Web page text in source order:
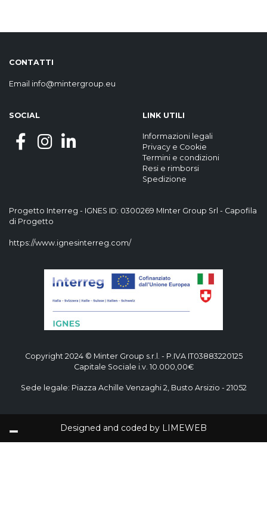
CONTATTI
Email info@mintergroup.eu
Progetto Interreg - IGNES ID: 0300269 MInter Group Srl - Capofila
di Progetto
https://www.ignesinterreg.com/
SOCIAL LINK UTILI
Informazioni legali
Privacy e Cookie
Termini e condizioni
Resi e rimborsi
Spedizione
Copyright 2024 © Minter Group s.r.l. - P.IVA IT03883220125
Capitale Sociale i.v. 10.000,00€
Sede legale: Piazza Achille Venzaghi 2, Busto Arsizio - 21052
Designed and coded by LIMEWEB